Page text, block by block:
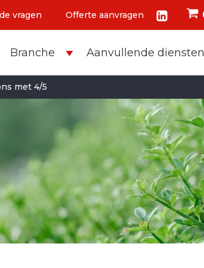
vragen Offerte aanvragen
Branche Aanvullende diensten
met 4/5